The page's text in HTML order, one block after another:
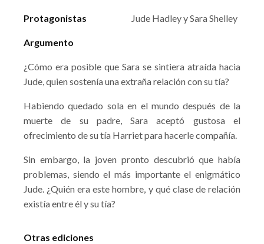
Protagonistas Jude Hadley y Sara Shelley
Argumento
¿Cómo era posible que Sara se sintiera atraída hacia
Jude, quien sostenía una extraña relación con su tía?
Habiendo quedado sola en el mundo después de la
muerte de su padre, Sara aceptó gustosa el
ofrecimiento de su tía Harriet para hacerle compañía.
Sin embargo, la joven pronto descubrió que había
problemas, siendo el más importante el enigmático
Jude. ¿Quién era este hombre, y qué clase de relación
existía entre él y su tía?
Otras ediciones